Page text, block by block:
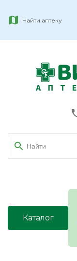
Найти аптеку
Каталог